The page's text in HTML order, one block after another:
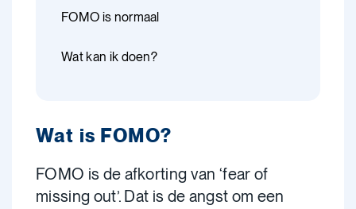
FOMO is normaal
Wat kan ik doen?
Wat is FOMO?
FOMO is de afkorting van ‘fear of
missing out’. Dat is de angst om een